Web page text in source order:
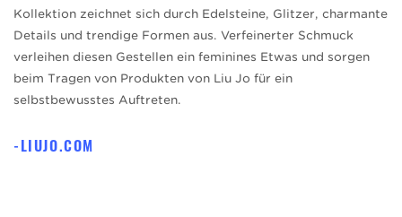
Kollektion zeichnet sich durch Edelsteine, Glitzer, charmante
Details und trendige Formen aus. Verfeinerter Schmuck
verleihen diesen Gestellen ein feminines Etwas und sorgen
beim Tragen von Produkten von Liu Jo für ein
selbstbewusstes Auftreten.
LIUJO.COM